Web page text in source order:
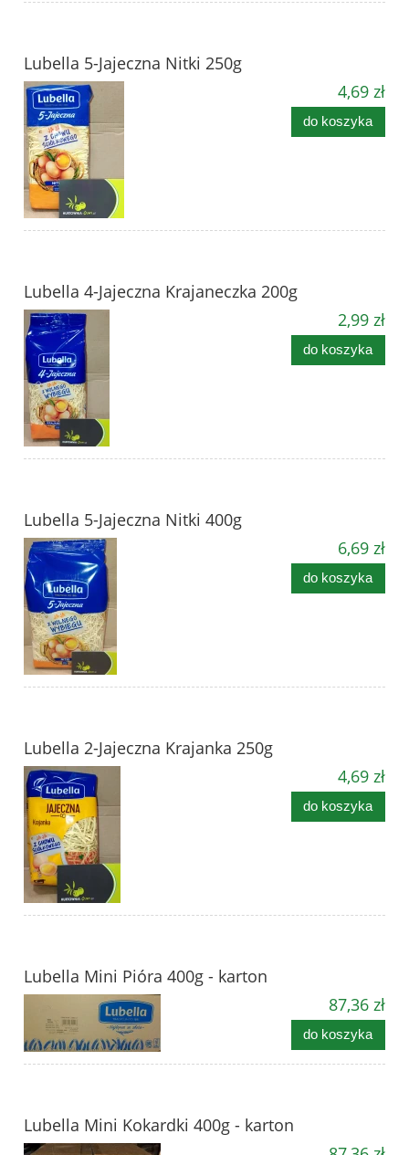
Lubella 5-Jajeczna Nitki 250g
4,69 zł
do koszyka
Lubella 4-Jajeczna Krajaneczka 200g
2,99 zł
do koszyka
Lubella 5-Jajeczna Nitki 400g
6,69 zł
do koszyka
Lubella 2-Jajeczna Krajanka 250g
4,69 zł
do koszyka
Lubella Mini Pióra 400g - karton
87,36 zł
do koszyka
Lubella Mini Kokardki 400g - karton